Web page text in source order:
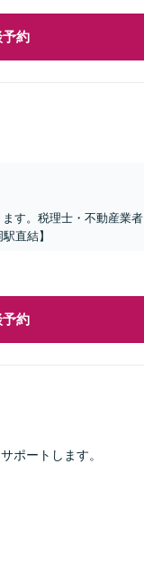
予約
す。税理士・不動産業者
直結】
予約
ポートします。